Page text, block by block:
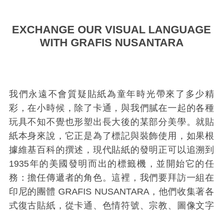
EXCHANGE OUR VISUAL LANGUAGE
WITH GRAFIS NUSANTARA
我們永遠不會質疑貼紙為童年時光帶來了多少精
彩，在小時候，除了卡通，與我們膩在一起的各種
玩具不知不覺也形塑出長大後的某部分美學。就貼
紙本身來說，它正是為了標記與裝飾使用，如果根
據維基百科的撰述，現代貼紙的發明正可以追溯到
1935年的美國發明而出的標籤機，並開始它的任
務：擔任傳遞者的角色。這裡，我們要拜訪一組在
印尼的團體 GRAFIS NUSANTARA，他們收集著各
式復古貼紙，從卡通、色情符號、宗教、圖像文字